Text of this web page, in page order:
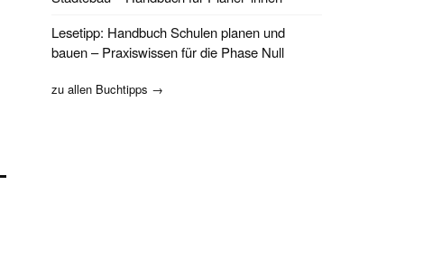
Lesetipp: Handbuch Schulen planen und
bauen – Praxiswissen für die Phase Null
zu allen Buchtipps →